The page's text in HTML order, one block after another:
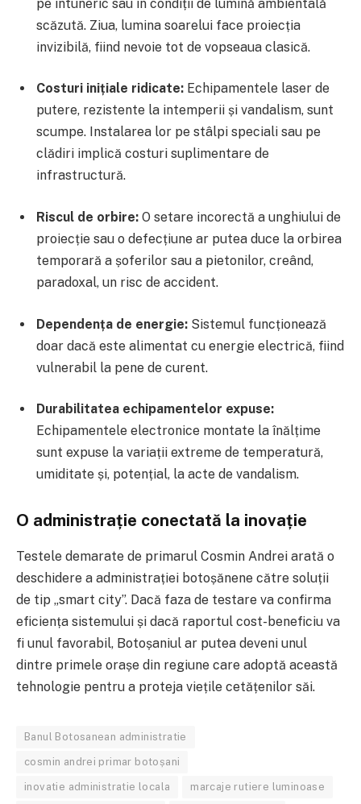
pe întuneric sau în condiții de lumină ambientală
scăzută. Ziua, lumina soarelui face proiecția
invizibilă, fiind nevoie tot de vopseaua clasică.
Costuri inițiale ridicate: Echipamentele laser de
putere, rezistente la intemperii și vandalism, sunt
scumpe. Instalarea lor pe stâlpi speciali sau pe
clădiri implică costuri suplimentare de
infrastructură.
Riscul de orbire: O setare incorectă a unghiului de
proiecție sau o defecțiune ar putea duce la orbirea
temporară a șoferilor sau a pietonilor, creând,
paradoxal, un risc de accident.
Dependența de energie: Sistemul funcționează
doar dacă este alimentat cu energie electrică, fiind
vulnerabil la pene de curent.
Durabilitatea echipamentelor expuse:
Echipamentele electronice montate la înălțime
sunt expuse la variații extreme de temperatură,
umiditate și, potențial, la acte de vandalism.
O administrație conectată la inovație
Testele demarate de primarul Cosmin Andrei arată o
deschidere a administrației botoșănene către soluții
de tip „smart city”. Dacă faza de testare va confirma
eficiența sistemului și dacă raportul cost-beneficiu va
fi unul favorabil, Botoșaniul ar putea deveni unul
dintre primele orașe din regiune care adoptă această
tehnologie pentru a proteja viețile cetățenilor săi.
Banul Botosanean administratie
cosmin andrei primar botoșani
inovatie administratie locala marcaje rutiere luminoase